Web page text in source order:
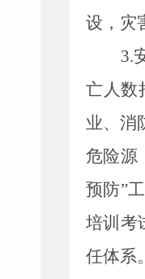
设，灾
3.
亡人数
业、消
危险源
预防”
培训考
任体系。